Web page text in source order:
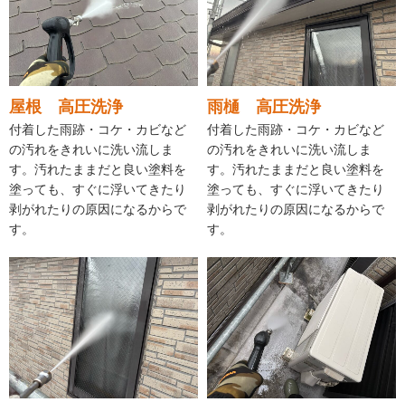
屋根 高圧洗浄
付着した雨跡・コケ・カビなど
の汚れをきれいに洗い流しま
す。汚れたままだと良い塗料を
塗っても、すぐに浮いてきたり
剥がれたりの原因になるからで
す。
雨樋 高圧洗浄
付着した雨跡・コケ・カビなど
の汚れをきれいに洗い流しま
す。汚れたままだと良い塗料を
塗っても、すぐに浮いてきたり
剥がれたりの原因になるからで
す。